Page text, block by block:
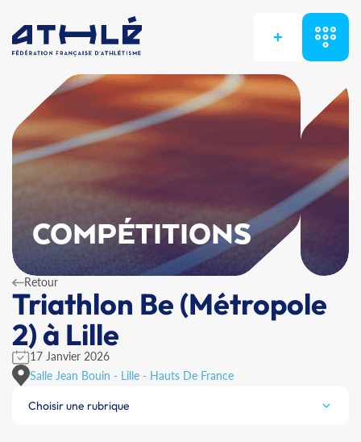
+
COMPÉTITIONS
Retour
Triathlon Be (Métropole
2) à Lille
17 Janvier 2026
Salle Jean Bouin - Lille - Hauts De France
Choisir une rubrique